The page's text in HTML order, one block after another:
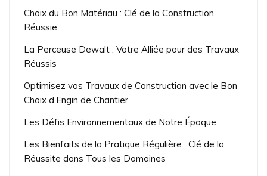
Choix du Bon Matériau : Clé de la Construction
Réussie
La Perceuse Dewalt : Votre Alliée pour des Travaux
Réussis
Optimisez vos Travaux de Construction avec le Bon
Choix d’Engin de Chantier
Les Défis Environnementaux de Notre Époque
Les Bienfaits de la Pratique Régulière : Clé de la
Réussite dans Tous les Domaines